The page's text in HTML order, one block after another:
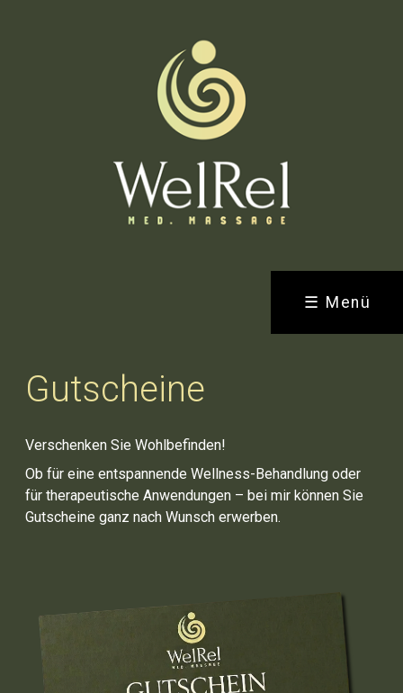
☰ Menü
Gutscheine
Verschenken Sie Wohlbefinden!
Ob für eine entspannende Wellness-Behandlung oder
für therapeutische Anwendungen – bei mir können Sie
Gutscheine ganz nach Wunsch erwerben.